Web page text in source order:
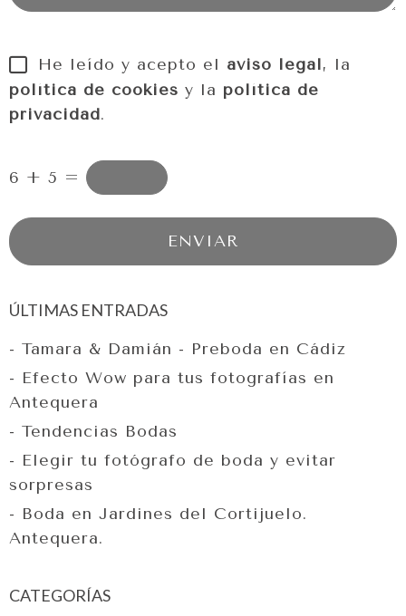
He leído y acepto el aviso legal, la
política de cookies y la política de
privacidad.
6 + 5 =
ÚLTIMAS ENTRADAS
- Tamara & Damián - Preboda en Cádiz
- Efecto Wow para tus fotografías en
Antequera
- Tendencias Bodas
- Elegir tu fotógrafo de boda y evitar
sorpresas
- Boda en Jardines del Cortijuelo.
Antequera.
CATEGORÍAS